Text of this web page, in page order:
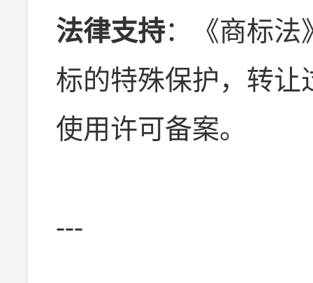
法律支持：《商标法
标的特殊保护，转让
使用许可备案。
---